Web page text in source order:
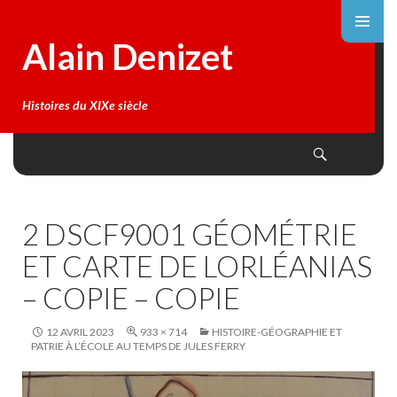
Alain Denizet
Histoires du XIXe siècle
2 DSCF9001 GÉOMÉTRIE
ET CARTE DE LORLÉANIAS
– COPIE – COPIE
12 AVRIL 2023 933 × 714
HISTOIRE-GÉOGRAPHIE ET
PATRIE À L’ÉCOLE AU TEMPS DE JULES FERRY